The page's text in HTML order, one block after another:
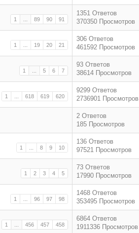
1 89 90 91
1351 Ответов
370350 Просмотров
1 19 20 21
306 Ответов
461592 Просмотров
1 5 6 7
93 Ответов
38614 Просмотров
1 618 619 620
9299 Ответов
2736901 Просмотров
2 Ответов
185 Просмотров
1 8 9 10
136 Ответов
97521 Просмотров
1 2 3 4 5
73 Ответов
17990 Просмотров
1 96 97 98
1468 Ответов
353495 Просмотров
1 456 457 458
6864 Ответов
1911336 Просмотров